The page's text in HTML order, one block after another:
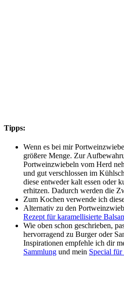
Tipps:
Wenn es bei mir
größere Menge. Zur
Portweinzwiebeln vom Herd
und gut verschlossen im
diese entweder kalt essen oder
erhitzen. Dadurch werden die
Zum Kochen verwende ich
Alternativ zu den
Rezept für karamellisierte
Wie oben schon geschrieben,
hervorragend zu Burger oder
Inspirationen empfehle ich dir
Sammlung und mein Special